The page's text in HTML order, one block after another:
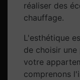
réaliser des
chauffage.
L'esthétique
de choisir
votre
comprenons